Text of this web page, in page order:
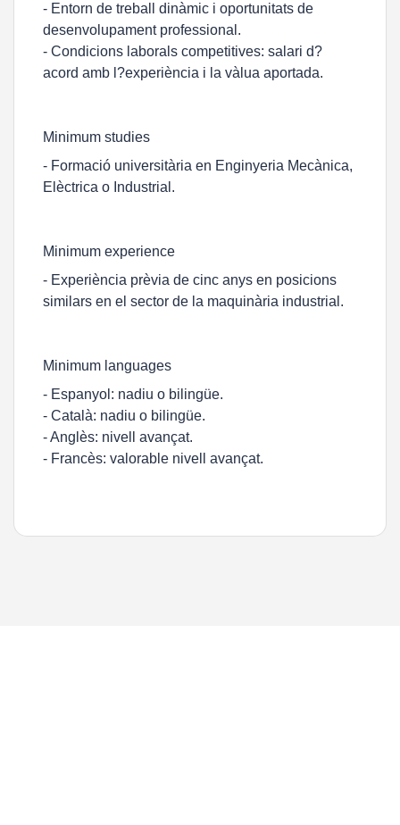
- Entorn de treball dinàmic i oportunitats de
desenvolupament professional.
- Condicions laborals competitives: salari d?
acord amb l?experiència i la vàlua aportada.
Minimum studies
- Formació universitària en Enginyeria Mecànica,
Elèctrica o Industrial.
Minimum experience
- Experiència prèvia de cinc anys en posicions
similars en el sector de la maquinària industrial.
Minimum languages
- Espanyol: nadiu o bilingüe.
- Català: nadiu o bilingüe.
- Anglès: nivell avançat.
- Francès: valorable nivell avançat.